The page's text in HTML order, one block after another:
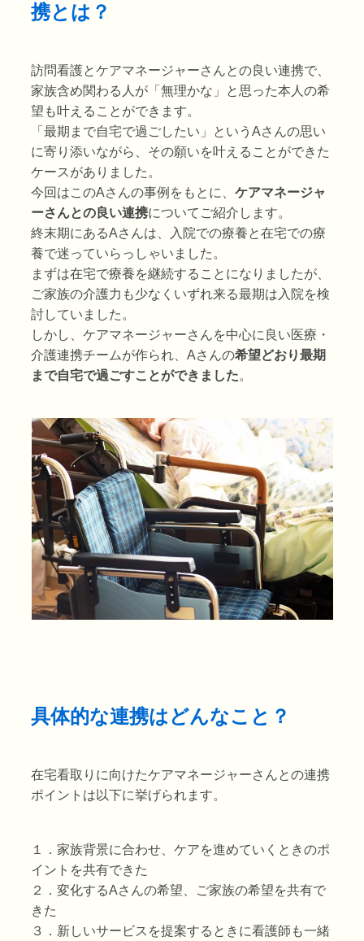
携とは？
訪問看護とケアマネージャーさんとの良い連携で、
家族含め関わる人が「無理かな」と思った本人の希
望も叶えることができます。
「最期まで自宅で過ごしたい」というAさんの思い
に寄り添いながら、その願いを叶えることができた
ケースがありました。
今回はこのAさんの事例をもとに、ケアマネージャ
ーさんとの良い連携についてご紹介します。
終末期にあるAさんは、入院での療養と在宅での療
養で迷っていらっしゃいました。
まずは在宅で療養を継続することになりましたが、
ご家族の介護力も少なくいずれ来る最期は入院を検
討していました。
しかし、ケアマネージャーさんを中心に良い医療・
介護連携チームが作られ、Aさんの希望どおり最期
まで自宅で過ごすことができました。
具体的な連携はどんなこと？
在宅看取りに向けたケアマネージャーさんとの連携
ポイントは以下に挙げられます。
１．家族背景に合わせ、ケアを進めていくときのポ
イントを共有できた
２．変化するAさんの希望、ご家族の希望を共有で
きた
３．新しいサービスを提案するときに看護師も一緒